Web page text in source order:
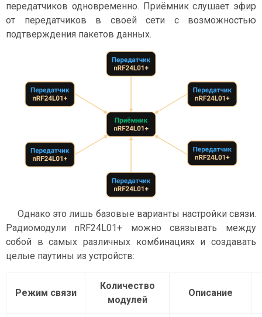
передатчиков одновременно. Приёмник слушает эфир
от передатчиков в своей сети с возможностью
подтверждения пакетов данных.
Однако это лишь базовые варианты настройки связи.
Радиомодули nRF24L01+ можно связывать между
собой в самых различных комбинациях и создавать
целые паутины из устройств:
Режим связи
Количество
модулей
Описание